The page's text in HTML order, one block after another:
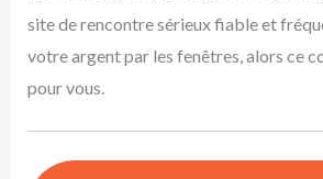
site de rencontre sérieux fiable et
votre argent par les fenêtres, alors ce
pour vous.